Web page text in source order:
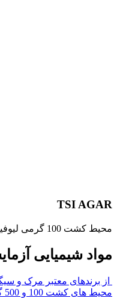
TSI
لیوفیلکم
معتبر مرک و سیگما و
گرمی مرک و کیولب